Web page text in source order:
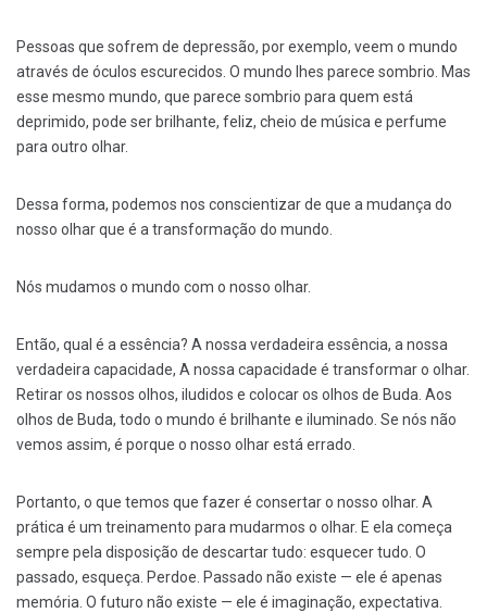
Pessoas que sofrem de depressão, por exemplo, veem o mundo
através de óculos escurecidos. O mundo lhes parece sombrio. Mas
esse mesmo mundo, que parece sombrio para quem está
deprimido, pode ser brilhante, feliz, cheio de música e perfume
para outro olhar.
Dessa forma, podemos nos conscientizar de que a mudança do
nosso olhar que é a transformação do mundo.
Nós mudamos o mundo com o nosso olhar.
Então, qual é a essência? A nossa verdadeira essência, a nossa
verdadeira capacidade, A nossa capacidade é transformar o olhar.
Retirar os nossos olhos, iludidos e colocar os olhos de Buda. Aos
olhos de Buda, todo o mundo é brilhante e iluminado. Se nós não
vemos assim, é porque o nosso olhar está errado.
Portanto, o que temos que fazer é consertar o nosso olhar. A
prática é um treinamento para mudarmos o olhar. E ela começa
sempre pela disposição de descartar tudo: esquecer tudo. O
passado, esqueça. Perdoe. Passado não existe — ele é apenas
memória. O futuro não existe — ele é imaginação, expectativa.